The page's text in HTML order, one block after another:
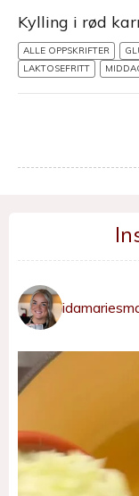
Kylling i rød
ALLE OPPSKRIFTER
LAKTOSEFRITT